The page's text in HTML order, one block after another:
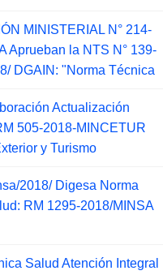
MINISTERIAL N° 214-
Aprueban la NTS N° 139-
DGAIN: "Norma Técnica
Actualización
505-2018-MINCETUR
y Turismo
2018/ Digesa Norma
RM 1295-2018/MINSA
Salud Atención Integral